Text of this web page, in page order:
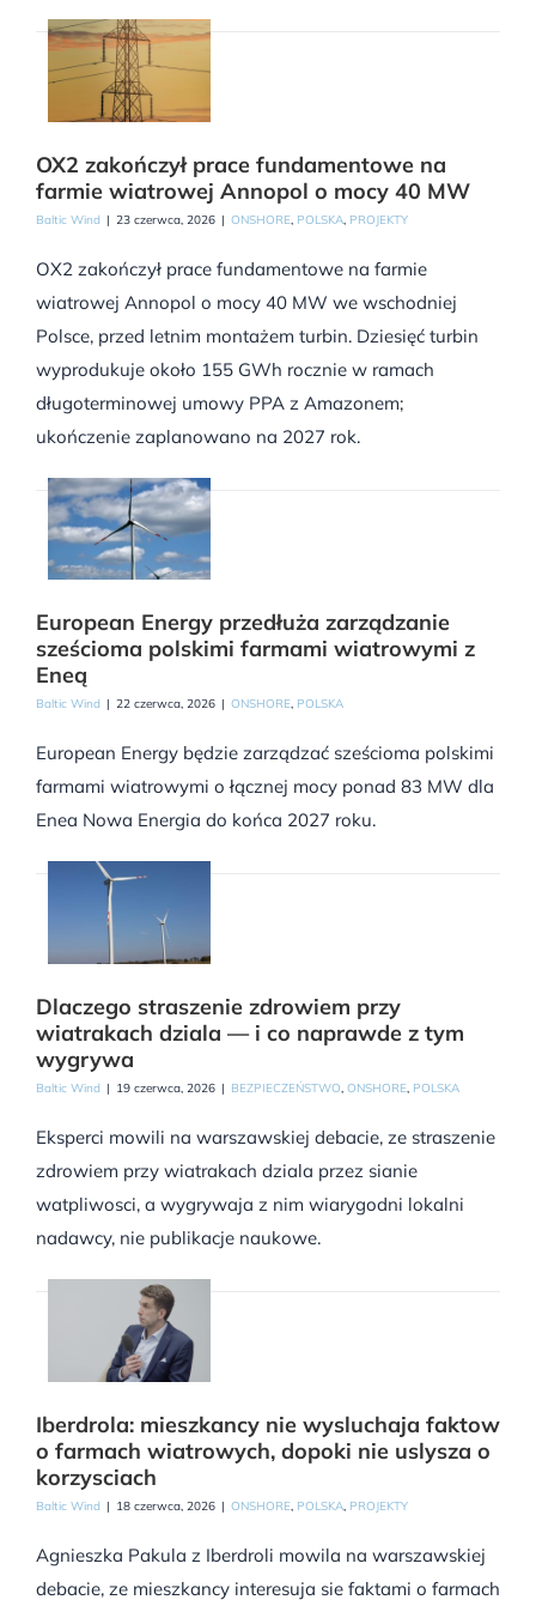
OX2 zakończył prace fundamentowe na
farmie wiatrowej Annopol o mocy 40 MW
Baltic Wind | 23 czerwca, 2026 | ONSHORE POLSKA PROJEKTY
OX2 zakończył prace fundamentowe na farmie
wiatrowej Annopol o mocy 40 MW we wschodniej
Polsce, przed letnim montażem turbin. Dziesięć turbin
wyprodukuje około 155 GWh rocznie w ramach
długoterminowej umowy PPA z Amazonem;
ukończenie zaplanowano na 2027 rok.
European Energy przedłuża zarządzanie
sześcioma polskimi farmami wiatrowymi z
Eneą
Baltic Wind | 22 czerwca, 2026 | ONSHORE, POLSKA
European Energy będzie zarządzać sześcioma polskimi
farmami wiatrowymi o łącznej mocy ponad 83 MW dla
Enea Nowa Energia do końca 2027 roku.
Dlaczego straszenie zdrowiem przy
wiatrakach dziala — i co naprawde z tym
wygrywa
Baltic Wind | 19 czerwca, 2026 | BEZPIECZEŃSTWO, ONSHORE, POLSKA
Eksperci mowili na warszawskiej debacie, ze straszenie
zdrowiem przy wiatrakach dziala przez sianie
watpliwosci, a wygrywaja z nim wiarygodni lokalni
nadawcy, nie publikacje naukowe.
Iberdrola: mieszkancy nie wysluchaja faktow
o farmach wiatrowych, dopoki nie uslysza o
korzysciach
Baltic Wind | 18 czerwca, 2026 | ONSHORE, POLSKA, PROJEKTY
Agnieszka Pakula z Iberdroli mowila na warszawskiej
debacie, ze mieszkancy interesuja sie faktami o farmach